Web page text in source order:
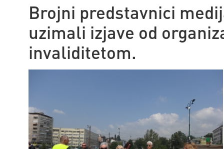
Brojni predstavnici
uzimali izjave od
invaliditetom.